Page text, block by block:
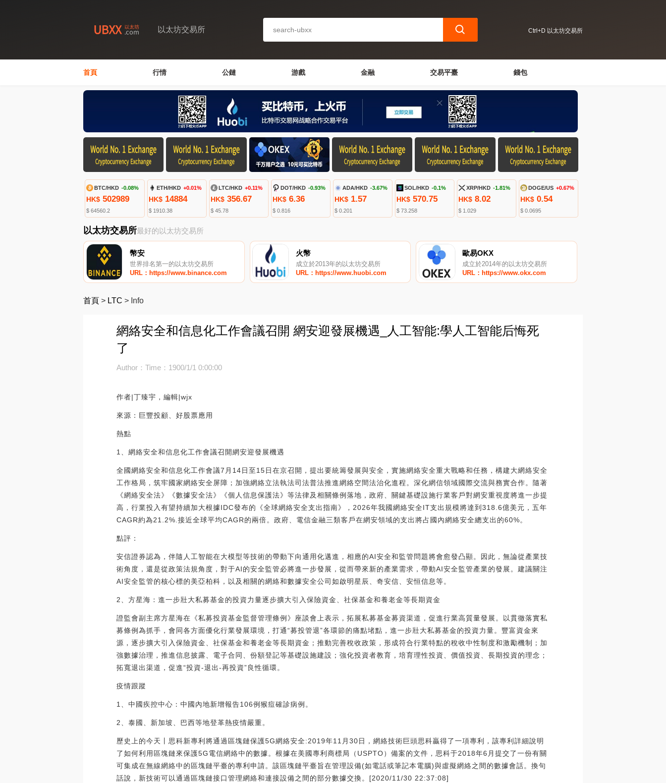
以太坊交易所 Ctrl+D 以太坊交易所
首頁 行情 公鏈 游戲 金融 交易平臺 錢包
BTC/HKD -0.08%
HK$ 502989
$ 64560.2
ETH/HKD +0.01%
HK$14884
$ 1910.38
LTC/HKD +0.11%
HK$356.67
$ 45.78
DOT/HKD -0.93%
HK$6.36
$ 0.816
ADA/HKD -3.67%
HK$1.57
$ 0.201
SOL/HKD -0.1%
HK$ 570.75
$ 73.258
XRP/HKD -1.81%
HK$ 8.02
$ 1.029
DOGE/US +0.67%
HK$ 0.54
$ 0.0695
以太坊交易所最好的以太坊交易所
幣安
世界排名第一的以太坊交易所
URL：https://www.binance.com
火幣
成立於2013年的以太坊交易所
URL：https://www.huobi.com
歐易OKX
成立於2014年的以太坊交易所
URL：https://www.okx.com
首頁 > LTC > Info
網絡安全和信息化工作會議召開 網安迎發展機遇_人工智能:學人工智能后悔死
了
Author：Time：1900/1/1 0:00:00
作者|丁臻宇，編輯|wjx
來源：巨豐投顧、好股票應用
熱點
1、網絡安全和信息化工作會議召開網安迎發展機遇
全國網絡安全和信息化工作會議7月14日至15日在京召開，提出要統籌發展與安全，實施網絡安全重大戰略和任務，構建大網絡安全
工作格局，筑牢國家網絡安全屏障；加強網絡立法執法司法普法推進網絡空間法治化進程。深化網信領域國際交流與務實合作。隨著
《網絡安全法》《數據安全法》《個人信息保護法》等法律及相關條例落地，政府、關鍵基礎設施行業客戶對網安重視度將進一步提
高，行業投入有望持續加大根據IDC發布的《全球網絡安全支出指南》，2026年我國網絡安全IT支出規模將達到318.6億美元，五年
CAGR約為21.2%.接近全球平均CAGR的兩倍。政府、電信金融三類客戶在網安領域的支出將占國內網絡安全總支出的60%。
點評：
安信證券認為，伴隨人工智能在大模型等技術的帶動下向通用化邁進，相應的AI安全和監管問題將會愈發凸顯。因此，無論從產業技
術角度，還是從政策法規角度，對于AI的安全監管必將進一步發展，從而帶來新的產業需求，帶動AI安全監管產業的發展。建議關注
AI安全監管的核心標的美亞柏科，以及相關的網絡和數據安全公司如啟明星辰、奇安信、安恒信息等。
2、方星海：進一步壯大私募基金的投資力量逐步擴大引入保險資金、社保基金和養老金等長期資金
證監會副主席方星海在《私募投資基金監督管理條例》座談會上表示，拓展私募基金募資渠道，促進行業高質量發展。以貫徹落實私
募條例為抓手，會同各方面優化行業發展環境，打通“募投管退”各環節的痛點堵點，進一步壯大私募基金的投資力量。豐富資金來
源，逐步擴大引入保險資金、社保基金和養老金等長期資金；推動完善稅收政策，形成符合行業特點的稅收中性制度和激勵機制；加
強數據治理，推進信息披露、電子合同、份額登記等基礎設施建設；強化投資者教育，培育理性投資、價值投資、長期投資的理念；
拓寬退出渠道，促進“投資-退出-再投資”良性循環。
疫情跟蹤
1、中國疾控中心：中國內地新增報告106例猴痘確診病例。
2、泰國、新加坡、巴西等地登革熱疫情嚴重。
歷史上的今天丨思科新專利將通過區塊鏈保護5G網絡安全:2019年11月30日，網絡技術巨頭思科贏得了一項專利，該專利詳細說明
了如何利用區塊鏈來保護5G電信網絡中的數據。根據在美國專利商標局（USPTO）備案的文件，思科于2018年6月提交了一份有關
可集成在無線網絡中的區塊鏈平臺的專利申請。該區塊鏈平臺旨在管理設備(如電話或筆記本電腦)與虛擬網絡之間的數據會話。換句
話說，新技術可以通過區塊鏈接口管理網絡和連接設備之間的部分數據交換。[2020/11/30 22:37:08]